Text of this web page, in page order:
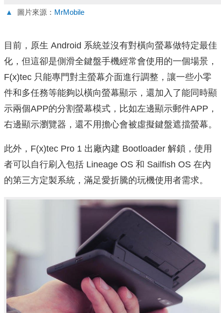
▲ 圖片來源： MrMobile
目前，原生 Android 系統並沒有對橫向螢幕做特定最佳
化，但這卻是側滑全鍵盤手機經常會使用的一個場景，
F(x)tec 只能專門對主螢幕介面進行調整，讓一些小零
件和多任務等能夠以橫向螢幕顯示，還加入了能同時顯
示兩個APP的分割螢幕模式，比如左邊顯示郵件APP，
右邊顯示瀏覽器，還不用擔心會被虛擬鍵盤遮擋螢幕。
此外，F(x)tec Pro 1 出廠內建 Bootloader 解鎖，使用
者可以自行刷入包括 Lineage OS 和 Sailfish OS 在內
的第三方定製系統，滿足愛折騰的玩機使用者需求。